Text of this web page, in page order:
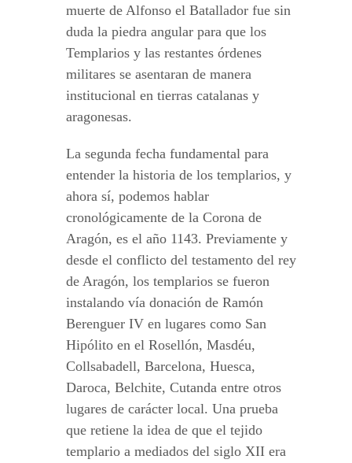
muerte de Alfonso el Batallador fue sin
duda la piedra angular para que los
Templarios y las restantes órdenes
militares se asentaran de manera
institucional en tierras catalanas y
aragonesas.
La segunda fecha fundamental para
entender la historia de los templarios, y
ahora sí, podemos hablar
cronológicamente de la Corona de
Aragón, es el año 1143. Previamente y
desde el conflicto del testamento del rey
de Aragón, los templarios se fueron
instalando vía donación de Ramón
Berenguer IV en lugares como San
Hipólito en el Rosellón, Masdéu,
Collsabadell, Barcelona, Huesca,
Daroca, Belchite, Cutanda entre otros
lugares de carácter local. Una prueba
que retiene la idea de que el tejido
templario a mediados del siglo XII era